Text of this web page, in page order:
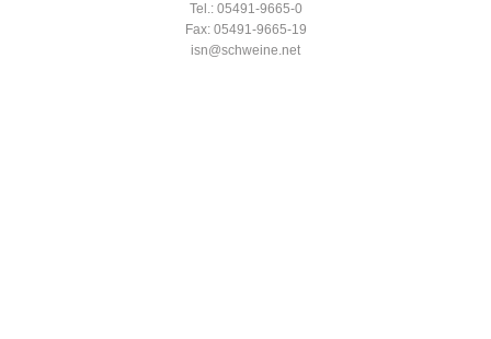
Tel.: 05491-9665-0
Fax: 05491-9665-19
isn@schweine.net